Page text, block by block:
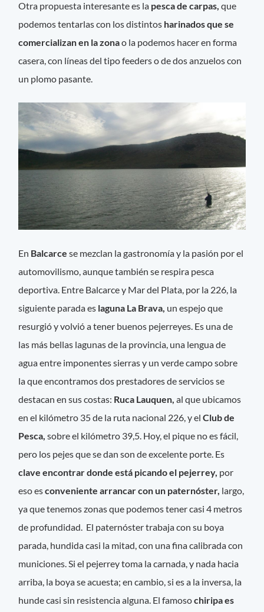
Otra propuesta interesante es la pesca de carpas, que
podemos tentarlas con los distintos harinados que se
comercializan en la zonao la podemos hacer en forma
casera, con líneas del tipo feeders o de dos anzuelos con
un plomo pasante.
En Balcarcese mezclan la gastronomía y la pasión por el
automovilismo, aunque también se respira pesca
deportiva. Entre Balcarce y Mar del Plata, por la 226, la
siguiente parada es laguna La Brava, un espejo que
resurgió y volvió a tener buenos pejerreyes. Es una de
las más bellas lagunas de la provincia, una lengua de
agua entre imponentes sierras y un verde campo sobre
la que encontramos dos prestadores de servicios se
destacan en sus costas: Ruca Lauquen, al que ubicamos
en el kilómetro 35 de la ruta nacional 226, y elClub de
Pesca,sobre el kilómetro 39,5. Hoy, el pique no es fácil,
pero los pejes que se dan son de excelente porte. Es
clave encontrar donde está picando el pejerrey, por
eso esconveniente arrancar con un paternóster, largo,
ya que tenemos zonas que podemos tener casi 4 metros
de profundidad. El paternóster trabaja con su boya
parada, hundida casi la mitad, con una fina calibrada con
municiones. Si el pejerrey toma la carnada, y nada hacia
arriba, la boya se acuesta; en cambio, si es a la inversa, la
hunde casi sin resistencia alguna. El famosochiripa es